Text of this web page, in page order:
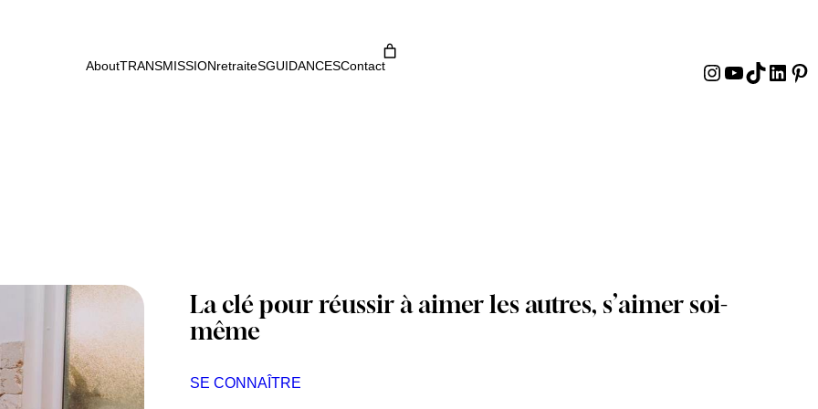
AboutTRANSMISSIONretraiteSGUIDANCESContact Instagram
YouTube
TikTok
La clé pour réussir à aimer les autres, s’aimer soi-
même
SE CONNAÎTRE